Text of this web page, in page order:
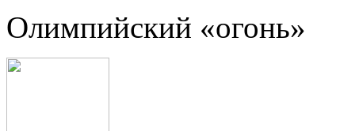
Олимпийский «огонь»